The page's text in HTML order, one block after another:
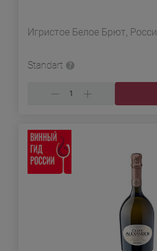
Игристое Белое Брют,
Standart